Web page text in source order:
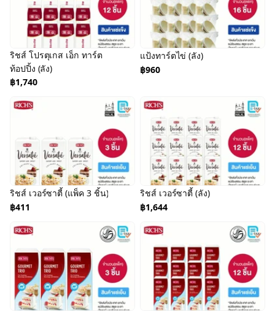
ริชส์ โปรตุเกส เอ็ก ทาร์ต
ท้อปปิ้ง (ลัง)
฿1,740
แป้งทาร์ตไข่ (ลัง)
฿960
ริชส์ เวอร์ซาตี้ (แพ็ค 3 ชิ้น)
฿411
ริชส์ เวอร์ซาตี้ (ลัง)
฿1,644